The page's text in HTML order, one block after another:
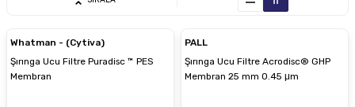
Whatman - (Cytiva)
Şırınga Ucu Filtre Puradisc ™ PES
Membran
PALL
Şırınga Ucu Filtre Acrodisc® GHP
Membran 25 mm 0.45 μm